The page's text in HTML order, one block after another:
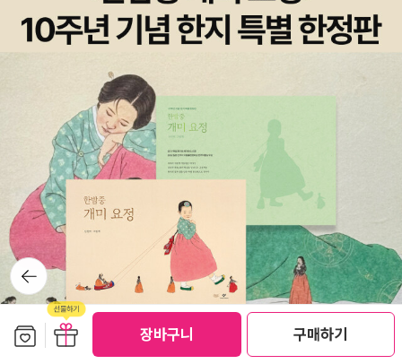
장바구니 구매하기
었던 것이다. 서 주사는 아들의 글을 읽고 나서 자신의 삶을 돌아보게
되고, 아들에 대한 깊은 사랑이 ‘화산같이 폭발’하는 것을 느낀다. 이
게하기에 성공하고 있을 뿐 아니라 아들이 자신의 신념을 꺾지 않고,
검열되는 소설을 쓰고 있다는 점에서 현실에 굴하지 않는 지식인의
모습을 견지하고 있다. 이것은 KAPF의 해체 이후에도 자신의 신념
을 버리지 않은 송영의 내면 풍경일 것이다. 이런 내면 풍경은 ＜‘솜
틀거리’에서 나온 소식＞에서도 드러난다. 이 소설은 야학에서 공부
하던 학생이 떠난 선생님에게 쓴 편지다. 선생님이 떠난 뒤에 야학은
흐지부지되어 버리고, 아이들은 저마다 생계를 위해서 공장에 취직하
거나 남의 집 식모가 되거나 기생이 되는 과정을 밟게 됐다. 또 폐병쟁
이 순이는 돈 오백 원에 만주로 팔려가 아버지에게 장작 가게를 열어
주기도 한다. 이런 상황에서도 이 작품이 애상적이거나 패배적이지
않은 것은 야학을 그만두고 떠났던 선생님이 삼 개월 후에는 돌아오
기 때문이다. 야학 선생님은 잠깐 볼 일이 있어서 시골로 내려갔다거
뒤로가
기